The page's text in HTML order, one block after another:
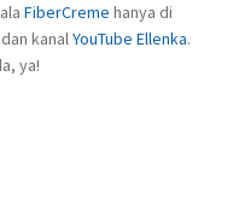
FiberCreme hanya di
kanalYouTube Ellenka.
ya!